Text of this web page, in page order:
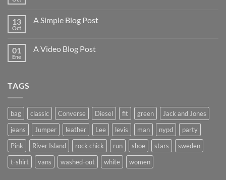
en
with
A
13
Oct
A Simple Blog Post
en
01
Ene
A Video Blog Post
TAGS
bag classic Converse Diesel fit green
Jack and Jones
jeans
Jumper leather Lee levis man nypd
party
Pink
River Island rock chick run shoe stars
sweden
t-shirt
vans washed-out white women